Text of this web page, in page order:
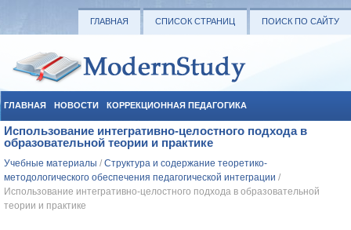
ГЛАВНАЯ СПИСОК СТРАНИЦ ПОИСК ПО САЙТУ
ГЛАВНАЯ НОВОСТИ КОРРЕКЦИОННАЯ ПЕДАГОГИКА
СОЦИАЛЬНАЯ ПЕДАГОГИКА УЧЕБНЫЕ МАТЕРИАЛЫ
Использование интегративно-целостного подхода в
образовательной теории и практике
Учебные материалы / Структура и содержание теоретико-
методологического обеспечения педагогической интеграции /
Использование интегративно-целостного подхода в образовательной
теории и практике